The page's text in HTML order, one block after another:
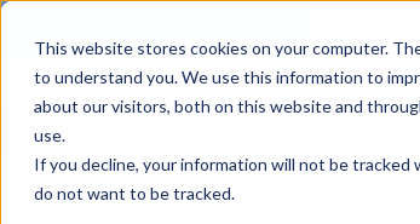
This website stores cookies on your computer.
to understand you. We use this information to
about our visitors, both on this website and
use.
If you decline, your information will not be
do not want to be tracked.